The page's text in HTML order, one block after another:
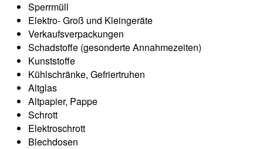
Sperrmüll
Elektro- Groß und Kleingeräte
Verkaufsverpackungen
Schadstoffe (gesonderte Annahmezeiten)
Kunststoffe
Kühlschränke, Gefriertruhen
Altglas
Altpapier, Pappe
Schrott
Elektroschrott
Blechdosen